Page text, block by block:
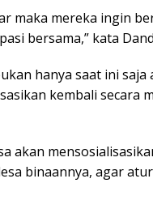
maka mereka ingin
bersama,” kata
hanya saat ini saja
kembali secara
akan
binaannya, agar